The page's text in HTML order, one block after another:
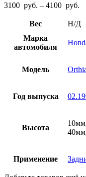
3100 руб. – 4100 руб.
–
Вес
Н/Д
Марка
автомобиля
Модель
Год выпуска
Высота
Применение